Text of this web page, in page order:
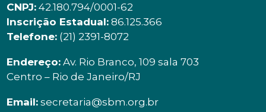
CNPJ: 42.180.794/0001-62
Inscrição Estadual: 86.125.366
Telefone: (21) 2391-8072
Endereço: Av. Rio Branco, 109 sala 703
Centro – Rio de Janeiro/RJ
Email: secretaria@sbm.org.br